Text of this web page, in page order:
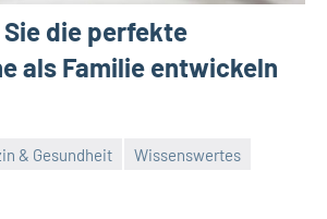
die perfekte
als Familie entwickeln
& Gesundheit
Wissenswertes